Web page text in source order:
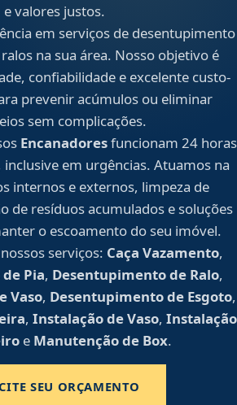
e valores justos.
em serviços de desentupimento
na sua área. Nosso objetivo é
confiabilidade e excelente custo-
prevenir acúmulos ou eliminar
sem complicações.
Encanadoresfuncionam 24 horas
inclusive em urgências. Atuamos na
internos e externos, limpeza de
de resíduos acumulados e soluções
o escoamento do seu imóvel.
serviços: Caça Vazamento,
Pia, Desentupimento de Ralo,
Vaso, Desentupimento de Esgoto,
, Instalação de Vaso, Instalação
e Manutenção de Box.
SEU ORÇAMENTO